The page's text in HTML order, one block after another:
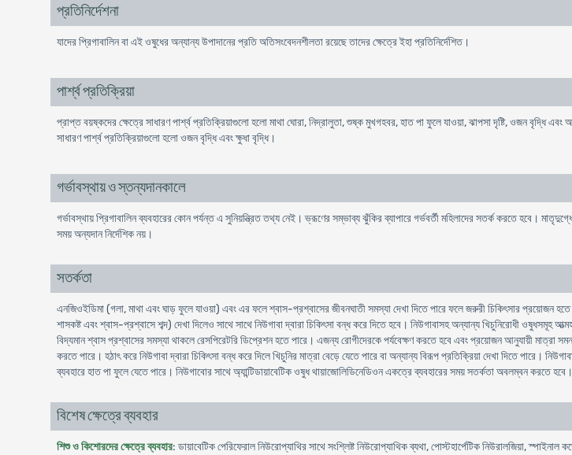
প্রতিনির্দেশনা
যাদের প্রিগাবালিন বা এই ওষুধের অন্যান্য উপাদানের প্রতি অতিসংবেদনশীলতা রয়েছে তাদের ক্ষেত্রে ইহা প্রতিনির্দেশিত।
পার্শ্ব প্রতিক্রিয়া
প্রাপ্ত বয়ষ্কদের ক্ষেত্রে সাধারণ পার্শ্ব প্রতিক্রিয়াগুলো হলো মাথা ঘোরা, নিদ্রালুতা, শুষ্ক মুখগহবর, হাত পা ফুলে যাওয়া, ঝাপসা দৃষ্টি, ওজন বৃদ্ধি এবং
সাধারণ পার্শ্ব প্রতিক্রিয়াগুলো হলো ওজন বৃদ্ধি এবং ক্ষুধা বৃদ্ধি।
গর্ভাবস্থায় ও স্তন্যদানকালে
গর্ভাবস্থায় প্রিগাবালিন ব্যবহারের কোন পর্যন্ত এ সুনিয়ন্ত্রিত তথ্য নেই। ভ্রূণের সম্ভাব্য ঝুঁকির ব্যাপারে গর্ভবর্তী মহিলাদের সতর্ক করতে হবে।
সময় অন্যদান নির্দেশিক নয়।
সতর্কতা
এনজিওইডিমা (গলা, মাথা এবং ঘাড় ফুলে যাওয়া) এবং এর ফলে শ্বাস-প্রশ্বাসের জীবনঘাতী সমস্যা দেখা দিতে পারে ফলে জরুরী চিকিৎসার প্রয়োজন
শাসকষ্ট এবং শ্বাস-প্রশ্বাসে শব্দ) দেখা দিলেও সাথে সাথে নিউগাবা দ্বারা চিকিৎসা বন্ধ করে দিতে হবে। নিউগাবাসহ অন্যান্য খিচুনিরোধী
বিদ্যমান শ্বাস প্রশ্বাসের সমস্যা থাকলে রেসপিরেটরি ডিপ্রেশন হতে পারে। এজন্য রোগীদেরকে পর্যবেক্ষণ করতে হবে এবং প্রয়োজন আনুযায়ী মাত্রা
করতে পারে। হঠাৎ করে নিউগাবা দ্বারা চিকিৎসা বন্ধ করে দিলে খিচুনির মাত্রা বেড়ে যেতে পারে বা অন্যান্য বিরূপ প্রতিক্রিয়া দেখা দিতে পারে।
ব্যবহারে হাত পা ফুলে যেতে পারে। নিউগাবাের সাথে অ্যান্টিডায়াবেটিক ওষুধ থায়াজোলিডিনেডিওন একত্রে ব্যবহারের সময় সতর্কতা অবলম্বন করতে হবে।
বিশেষ ক্ষেত্রে ব্যবহার
শিশু ও কিশোরদের ক্ষেত্রে ব্যবহার: ডায়াবেটিক পেরিফেরাল নিউরোপ্যাথির সাথে সংশ্লিষ্ট নিউরোপ্যাথিক ব্যথা, পোস্টহার্পেটিক নিউরালজিয়া, স্পাইনাল